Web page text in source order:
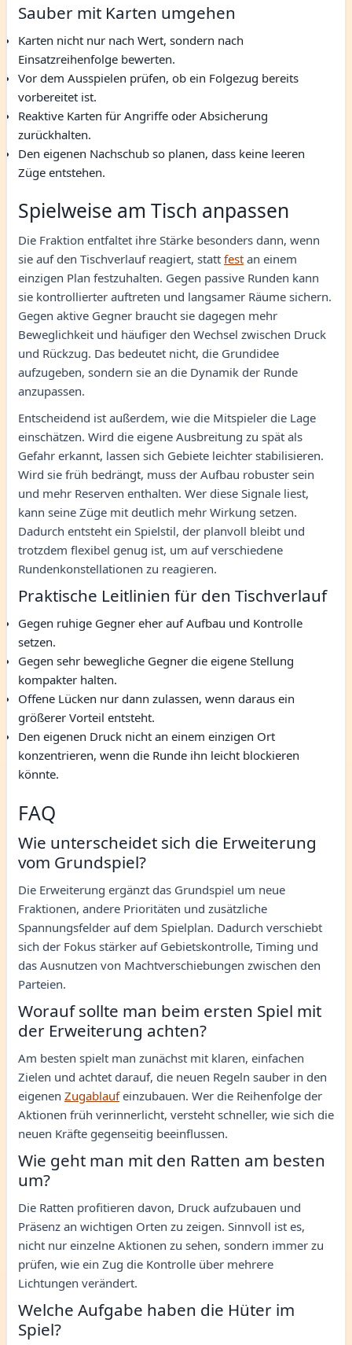
Sauber mit Karten umgehen
Karten nicht nur nach Wert, sondern nach
Einsatzreihenfolge bewerten.
Vor dem Ausspielen prüfen, ob ein Folgezug bereits
vorbereitet ist.
Reaktive Karten für Angriffe oder Absicherung
zurückhalten.
Den eigenen Nachschub so planen, dass keine leeren
Züge entstehen.
Spielweise am Tisch anpassen
Die Fraktion entfaltet ihre Stärke besonders dann, wenn
sie auf den Tischverlauf reagiert, statt fest an einem
einzigen Plan festzuhalten. Gegen passive Runden kann
sie kontrollierter auftreten und langsamer Räume sichern.
Gegen aktive Gegner braucht sie dagegen mehr
Beweglichkeit und häufiger den Wechsel zwischen Druck
und Rückzug. Das bedeutet nicht, die Grundidee
aufzugeben, sondern sie an die Dynamik der Runde
anzupassen.
Entscheidend ist außerdem, wie die Mitspieler die Lage
einschätzen. Wird die eigene Ausbreitung zu spät als
Gefahr erkannt, lassen sich Gebiete leichter stabilisieren.
Wird sie früh bedrängt, muss der Aufbau robuster sein
und mehr Reserven enthalten. Wer diese Signale liest,
kann seine Züge mit deutlich mehr Wirkung setzen.
Dadurch entsteht ein Spielstil, der planvoll bleibt und
trotzdem flexibel genug ist, um auf verschiedene
Rundenkonstellationen zu reagieren.
Praktische Leitlinien für den Tischverlauf
Gegen ruhige Gegner eher auf Aufbau und Kontrolle
setzen.
Gegen sehr bewegliche Gegner die eigene Stellung
kompakter halten.
Offene Lücken nur dann zulassen, wenn daraus ein
größerer Vorteil entsteht.
Den eigenen Druck nicht an einem einzigen Ort
konzentrieren, wenn die Runde ihn leicht blockieren
könnte.
FAQ
Wie unterscheidet sich die Erweiterung
vom Grundspiel?
Die Erweiterung ergänzt das Grundspiel um neue
Fraktionen, andere Prioritäten und zusätzliche
Spannungsfelder auf dem Spielplan. Dadurch verschiebt
sich der Fokus stärker auf Gebietskontrolle, Timing und
das Ausnutzen von Machtverschiebungen zwischen den
Parteien.
Worauf sollte man beim ersten Spiel mit
der Erweiterung achten?
Am besten spielt man zunächst mit klaren, einfachen
Zielen und achtet darauf, die neuen Regeln sauber in den
eigenen Zugablaufeinzubauen. Wer die Reihenfolge der
Aktionen früh verinnerlicht, versteht schneller, wie sich die
neuen Kräfte gegenseitig beeinflussen.
Wie geht man mit den Ratten am besten
um?
Die Ratten profitieren davon, Druck aufzubauen und
Präsenz an wichtigen Orten zu zeigen. Sinnvoll ist es,
nicht nur einzelne Aktionen zu sehen, sondern immer zu
prüfen, wie ein Zug die Kontrolle über mehrere
Lichtungen verändert.
Welche Aufgabe haben die Hüter im
Spiel?